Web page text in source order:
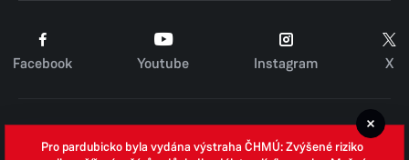
Facebook Youtube Instagram X
Pro pardubicko byla vydána výstraha ČHMÚ: Zvýšené riziko